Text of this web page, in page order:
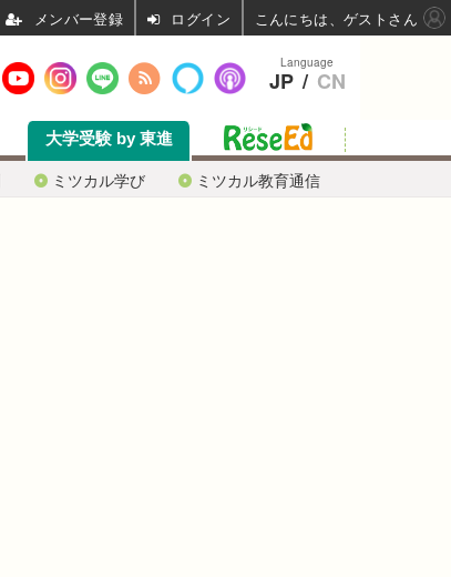
ミツカル学び ミツカル教育通信
大学受験 by 東進
Language
JP / CN
ログイン こんにちは、ゲストさん